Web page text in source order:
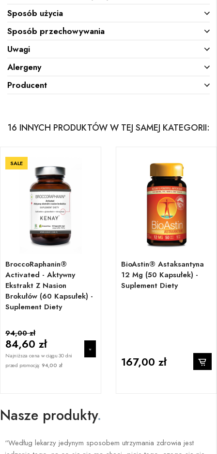
Sposób użycia
Sposób przechowywania
Uwagi
Alergeny
Producent
16 INNYCH PRODUKTÓW W TEJ SAMEJ KATEGORII:
SALE
BroccoRaphanin®
Activated - Aktywny
Ekstrakt Z Nasion
Brokułów (60 Kapsułek) -
Suplement Diety
94,00 zł
84,60 zł
Najniższa cena w ciągu 30 dni
przed promocją: 94,00 zł
BioAstin® Astaksantyna
12 Mg (50 Kapsułek) -
Suplement Diety
167,00 zł
Nasze produkty.
“Według lekarzy jedynym sposobem utrzymania zdrowia jest